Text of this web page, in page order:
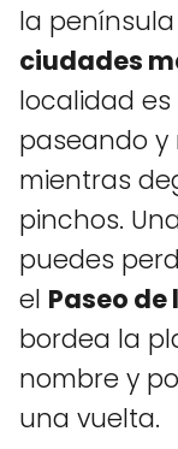
la
ciudades
localidad
paseando y
mientras
pinchos.
puedes
el Paseo de
bordea la
nombre y
una vuelta.